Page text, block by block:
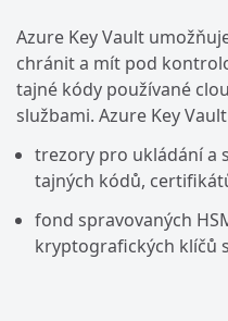
Azure Key Vault
chránit a mít pod
tajné kódy používané
službami. Azure Key
trezory pro ukládání a
tajných kódů,
fond spravovaných
kryptografických klíčů